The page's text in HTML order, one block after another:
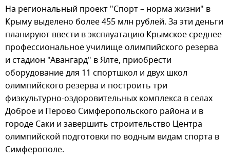
На региональный проект "Спорт – норма жизни" в
Крыму выделено более 455 млн рублей. За эти деньги
планируют ввести в эксплуатацию Крымское среднее
профессиональное училище олимпийского резерва
и стадион "Авангард" в Ялте, приобрести
оборудование для 11 спортшкол и двух школ
олимпийского резерва и построить три
физкультурно-оздоровительных комплекса в селах
Доброе и Перово Симферопольского района и в
городе Саки и завершить строительство Центра
олимпийской подготовки по водным видам спорта в
Симферополе.